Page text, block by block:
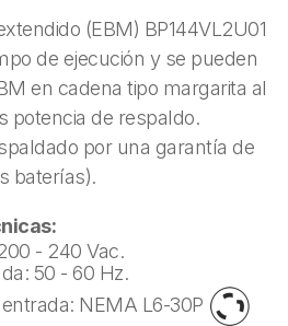
(EBM) BP144VL2U01
de ejecución y se pueden
en cadena tipo margarita al
potencia de respaldo.
por una garantía de
baterías).
- 240 Vac.
50 - 60 Hz.
NEMA L6-30P